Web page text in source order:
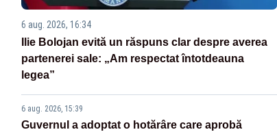
6 aug. 2026, 16:34
Ilie Bolojan evită un răspuns clar despre averea
partenerei sale: „Am respectat întotdeauna
legea”
6 aug. 2026, 15:39
Guvernul a adoptat o hotărâre care aprobă